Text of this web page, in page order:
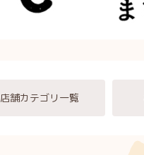
店舗カテゴリ一覧